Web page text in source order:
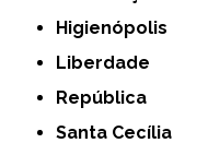
Higienópolis
Liberdade
República
Santa Cecília